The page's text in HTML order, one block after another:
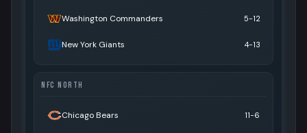
Washington Commanders 5-12
New York Giants 4-13
NFC NORTH
Chicago Bears 11-6